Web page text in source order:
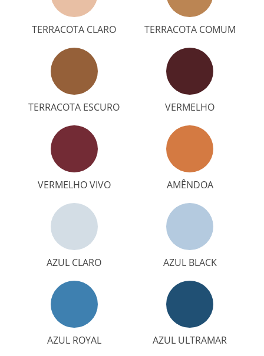
TERRACOTA CLARO TERRACOTA COMUM
TERRACOTA ESCURO VERMELHO
VERMELHO VIVO AMÊNDOA
AZUL CLARO AZUL BLACK
AZUL ROYAL AZUL ULTRAMAR